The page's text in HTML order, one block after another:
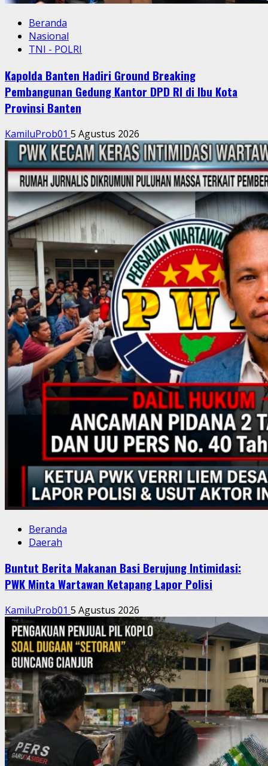
Beranda
Nasional
TNI - POLRI
Kapolda Banten Hadiri Ground Breaking
Pembangunan Gedung Kantor DPD RI di Ibu Kota
Provinsi Banten
KamiluProb01 5 Agustus 2026
Beranda
Daerah
Buntut Berita Makanan Basi Berujung Intimidasi:
PWK Minta Wartawan Ketapang Lapor Polisi
KamiluProb01 5 Agustus 2026